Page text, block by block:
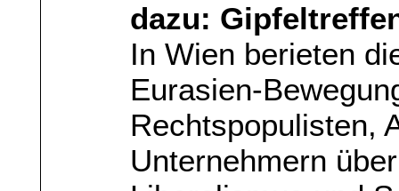
dazu:
In Wien berieten
Eurasien-
Rechtspopulisten,
Unternehmern